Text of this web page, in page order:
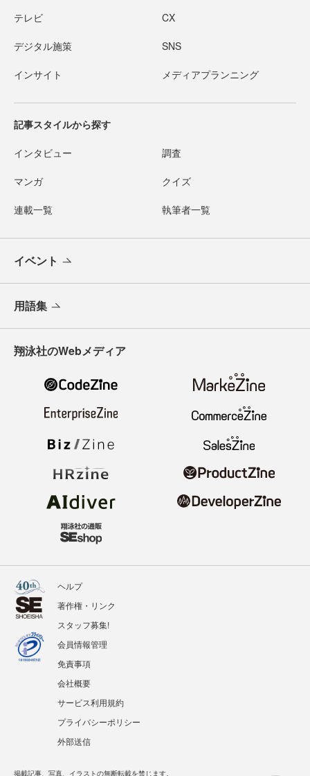
テレビ CX
デジタル施策 SNS
インサイト メディアプランニング
記事スタイルから探す
インタビュー 調査
マンガ クイズ
連載一覧 執筆者一覧
イベント
用語集
翔泳社のWebメディア
ヘルプ
著作権・リンク
スタッフ募集!
会員情報管理
免責事項
会社概要
サービス利用規約
プライバシーポリシー
外部送信
掲載記事、写真、イラストの無断転載を禁じます。